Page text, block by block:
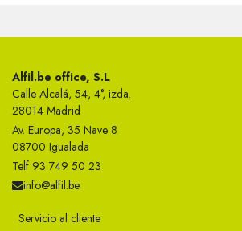
Alfil.be office, S.L
Calle Alcalá, 54, 4°, izda.
28014 Madrid
Av. Europa, 35 Nave 8
08700 Igualada
Telf 93 749 50 23
info@alfil.be
Servicio al cliente